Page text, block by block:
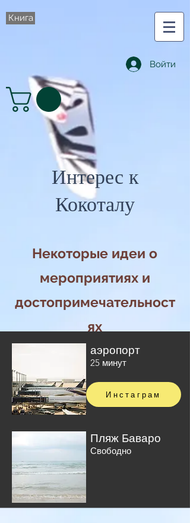
Книга
Войти
Интерес к
Кокоталу
Некоторые идеи о
мероприятиях и
достопримечательност
ях
аэропорт
25 минут
Пляж Баваро
Свободно
Инстаграм